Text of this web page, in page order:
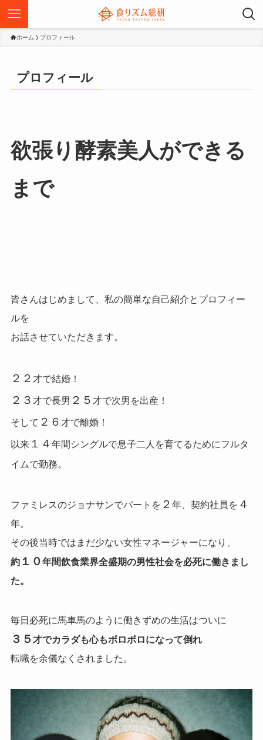
ホーム プロフィール
プロフィール
欲張り酵素美人ができる
まで
皆さんはじめまして、私の簡単な自己紹介とプロフィー
ルを
お話させていただきます。
２２ 才で結婚！
２３ 才で長男 ２５ 才で次男を出産！
そして ２６ 才で離婚！
以来１４ 年間シングルで息子二人を育てるためにフルタ
イムで勤務。
ファミレスのジョナサンでパートを ２ 年、契約社員を ４
年。
その後当時ではまだ少ない女性マネージャーになり、
約１０年間飲食業界全盛期の男性社会を必死に働きまし
た。
毎日必死に馬車馬のように働きずめの生活はついに
３５ 才でカラダも心もボロボロになって倒れ
転職を余儀なくされました。